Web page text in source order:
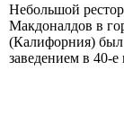
Небольшой
Макдоналдов в
(Калифорния)
заведением в 40-е